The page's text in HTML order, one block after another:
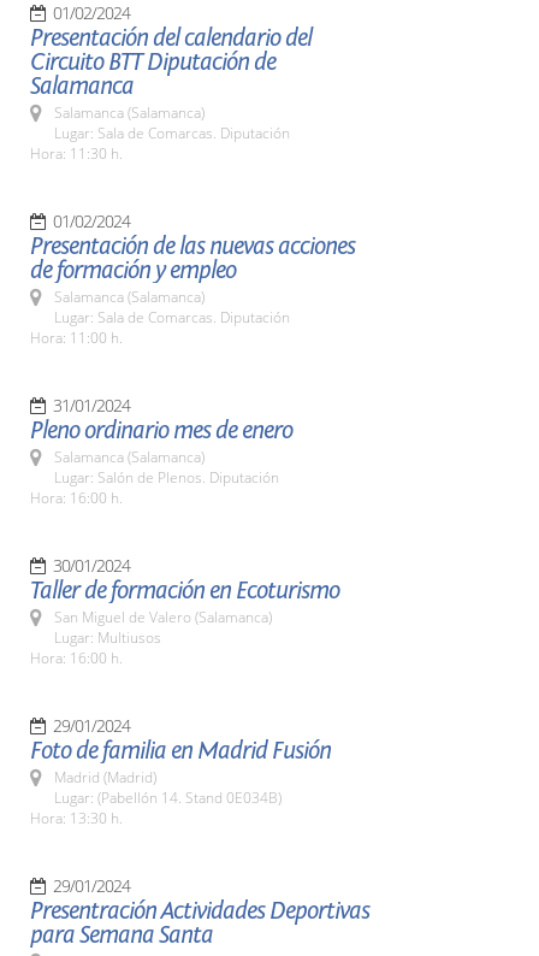
01/02/2024
Presentación del calendario del
Circuito BTT Diputación de
Salamanca
Salamanca (Salamanca)
Lugar: Sala de Comarcas. Diputación
Hora: 11:30 h.
01/02/2024
Presentación de las nuevas acciones
de formación y empleo
Salamanca (Salamanca)
Lugar: Sala de Comarcas. Diputación
Hora: 11:00 h.
31/01/2024
Pleno ordinario mes de enero
Salamanca (Salamanca)
Lugar: Salón de Plenos. Diputación
Hora: 16:00 h.
30/01/2024
Taller de formación en Ecoturismo
San Miguel de Valero (Salamanca)
Lugar: Multiusos
Hora: 16:00 h.
29/01/2024
Foto de familia en Madrid Fusión
Madrid (Madrid)
Lugar: (Pabellón 14. Stand 0E034B)
Hora: 13:30 h.
29/01/2024
Presentración Actividades Deportivas
para Semana Santa